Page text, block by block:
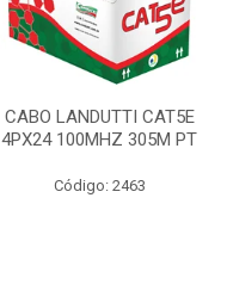
CABO LANDUTTI CAT5E
4PX24 100MHZ 305M PT
Código: 2463